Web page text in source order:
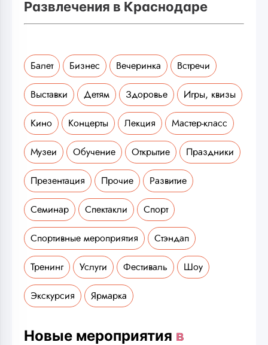
Развлечения в Краснодаре
Балет Бизнес Вечеринка Встречи
Выставки Детям Здоровье Игры, квизы
Кино Концерты Лекция Мастер-класс
Музеи Обучение Открытие Праздники
Презентация Прочие Развитие
Семинар Спектакли Спорт
Спортивные мероприятия Стэндап
Тренинг Услуги Фестиваль Шоу
Экскурсия Ярмарка
Новые мероприятия в